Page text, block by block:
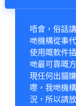
唔會，俗話
哋機構從事
使用嘅軟件
哋最可靠嘅
現任何出貓
嚟，我哋機
況，所以請